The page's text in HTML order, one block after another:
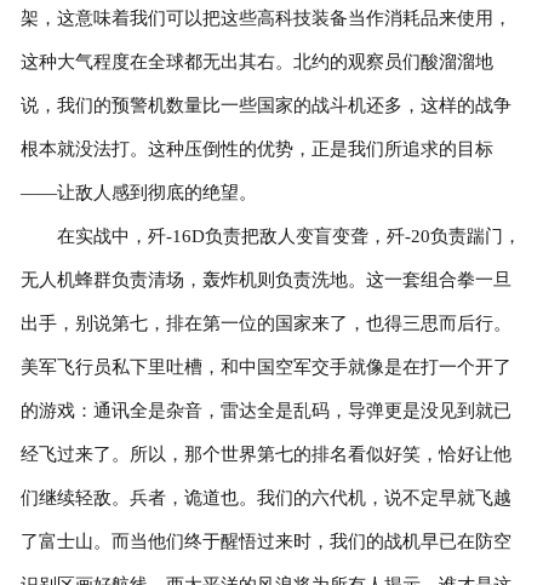
架，这意味着我们可以把这些高科技装备当作消耗品来使用，
这种大气程度在全球都无出其右。北约的观察员们酸溜溜地
说，我们的预警机数量比一些国家的战斗机还多，这样的战争
根本就没法打。这种压倒性的优势，正是我们所追求的目标
——让敌人感到彻底的绝望。
在实战中，歼-16D负责把敌人变盲变聋，歼-20负责踹门，
无人机蜂群负责清场，轰炸机则负责洗地。这一套组合拳一旦
出手，别说第七，排在第一位的国家来了，也得三思而后行。
美军飞行员私下里吐槽，和中国空军交手就像是在打一个开了
的游戏：通讯全是杂音，雷达全是乱码，导弹更是没见到就已
经飞过来了。所以，那个世界第七的排名看似好笑，恰好让他
们继续轻敌。兵者，诡道也。我们的六代机，说不定早就飞越
了富士山。而当他们终于醒悟过来时，我们的战机早已在防空